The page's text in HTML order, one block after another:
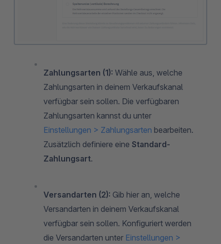
Zahlungsarten (1): Wähle aus, welche
Zahlungsarten in deinem Verkaufskanal
verfügbar sein sollen. Die verfügbaren
Zahlungsarten kannst du unter
Einstellungen > Zahlungsarten bearbeiten.
Zusätzlich definiere eine Standard-
Zahlungsart.
Versandarten (2): Gib hier an, welche
Versandarten in deinem Verkaufskanal
verfügbar sein sollen. Konfiguriert werden
die Versandarten unter Einstellungen >